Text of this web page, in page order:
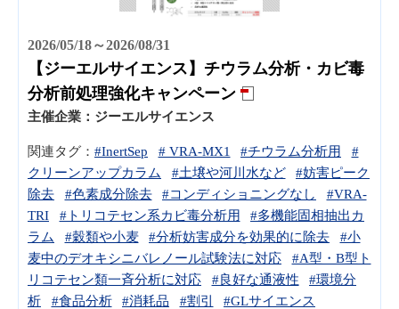
2026/05/18～2026/08/31
【ジーエルサイエンス】チウラム分析・カビ毒
分析前処理強化キャンペーン
主催企業： ジーエルサイエンス
関連タグ： #InertSep # VRA-MX1 #チウラム分析用
#
クリーンアップカラム
#土壌や河川水など
#妨害ピーク
除去
#色素成分除去 #コンディショニングなし
#VRA-
TRI
#トリコテセン系カビ毒分析用
#多機能固相抽出カ
ラム
#穀類や小麦 #分析妨害成分を効果的に除去
#小
麦中のデオキシニバレノール試験法に対応
#A型・B型ト
リコテセン類一斉分析に対応
#良好な通液性
#環境分
析
#食品分析 #消耗品 #割引 #GLサイエンス